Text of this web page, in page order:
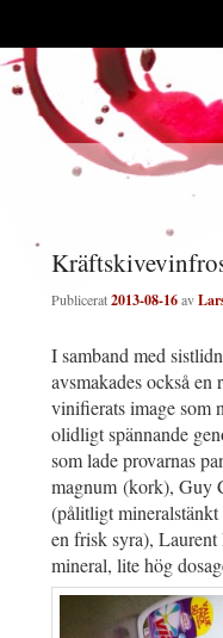
Publicerat2013-08-16av
I samband med
avsmakades också
vinifierats image som
olidligt spännande
som lade provarnas
magnum (kork), Guy
(pålitligt
en frisk syra),
mineral, lite hög